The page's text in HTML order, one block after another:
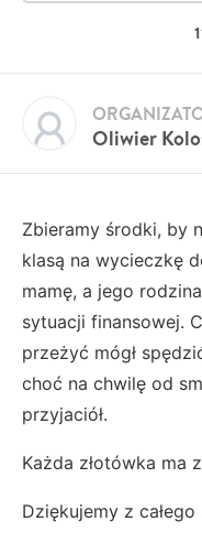
Oliwier
Zbieramy środki, by
klasą na wycieczkę
mamę, a jego
sytuacji finansowej.
przeżyć mógł
choć na chwilę od
przyjaciół.
Każda złotówka ma
Dziękujemy z